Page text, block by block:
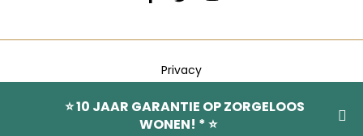
Privacy
Aanvullende voorwaarden
⭐ 10 JAAR GARANTIE OP ZORGELOOS
WONEN! * ⭐